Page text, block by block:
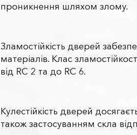
проникнення шляхом злому.
Зламостійкість дверей
матеріалів. Клас
від RC 2 та до RC 6.
Кулестійкість дверей
також застосуванням скла